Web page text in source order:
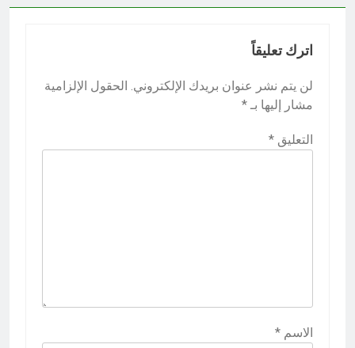
اترك تعليقاً
لن يتم نشر عنوان بريدك الإلكتروني. الحقول الإلزامية
مشار إليها بـ *
التعليق *
الاسم *